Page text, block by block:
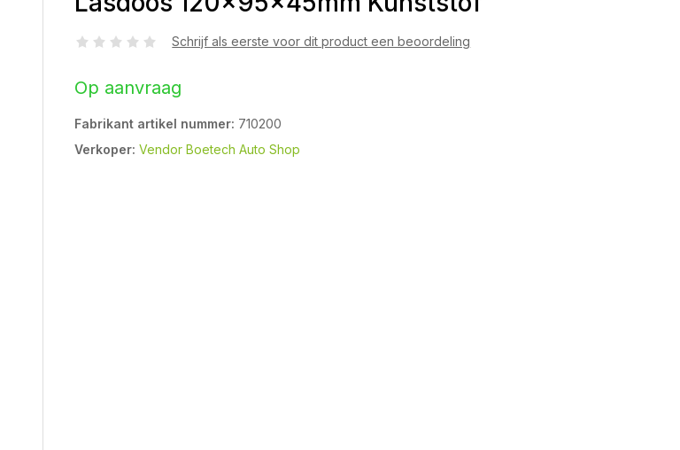
Schrijf als eerste voor dit product een beoordeling
Op aanvraag
Fabrikant artikel nummer: 710200
Verkoper: Vendor Boetech Auto Shop